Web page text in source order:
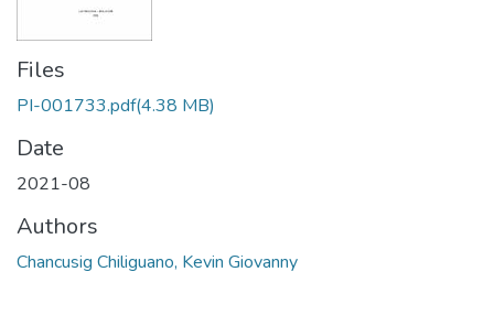
Files
PI-001733.pdf(4.38 MB)
Date
2021-08
Authors
Chancusig Chiliguano, Kevin Giovanny